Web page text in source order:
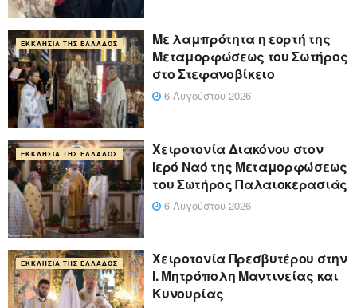
ΕΚΚΛΗΣΊΑ ΤΗΣ ΕΛΛΆΔΟΣ
Με λαμπρότητα η εορτή της
Μεταμορφώσεως του Σωτήρος
στο Στεφανοβίκειο
6 Αυγούστου 2026
ΕΚΚΛΗΣΊΑ ΤΗΣ ΕΛΛΆΔΟΣ
Χειροτονία Διακόνου στον
Ιερό Ναό της Μεταμορφώσεως
του Σωτήρος Παλαιοκερασιάς
6 Αυγούστου 2026
ΕΚΚΛΗΣΊΑ ΤΗΣ ΕΛΛΆΔΟΣ
Xειροτονία Πρεσβυτέρου στην
Ι. Μητρόπολη Μαντινείας και
Κυνουρίας